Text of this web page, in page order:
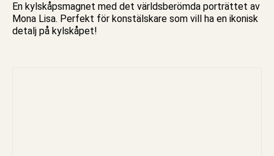
En kylskåpsmagnet med det världsberömda porträttet av
Mona Lisa. Perfekt för konstälskare som vill ha en ikonisk
detalj på kylskåpet!